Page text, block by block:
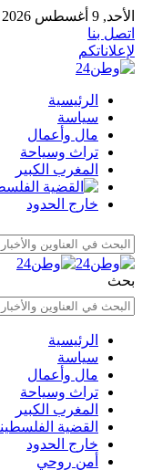
الأحد, 9 أغسطس 2026
اتصل بنا
لإعلاناتكم
الرئيسية
سياسة
مال وأعمال
تراث وسياحة
المغرب الكبير
خارج الحدود
بحث
الرئيسية
سياسة
مال وأعمال
تراث وسياحة
المغرب الكبير
القضية
خارج الحدود
أمن روحي